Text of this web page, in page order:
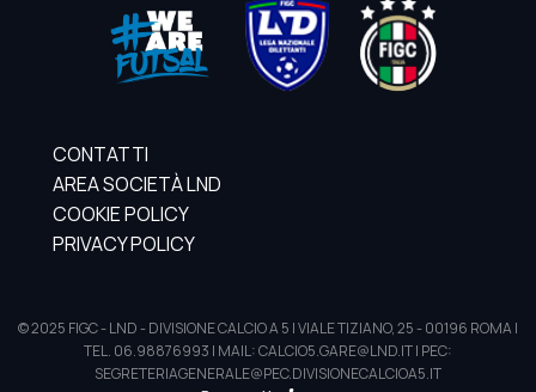
CONTATTI
AREA SOCIETÀ LND
COOKIE POLICY
PRIVACY POLICY
© 2025 FIGC - LND - DIVISIONE CALCIO A 5 | VIALE TIZIANO, 25 - 00196 ROMA |
TEL. 06.98876993 | MAIL: CALCIO5.GARE@LND.IT | PEC:
SEGRETERIAGENERALE@PEC.DIVISIONECALCIOA5.IT